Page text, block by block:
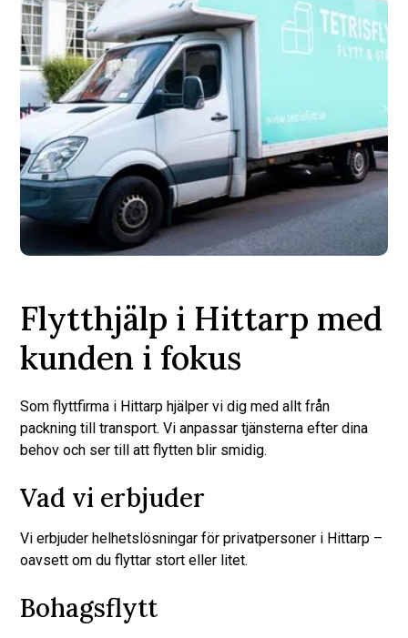
Flytthjälp i Hittarp med
kunden i fokus
Som flyttfirma i Hittarp hjälper vi dig med allt från
packning till transport. Vi anpassar tjänsterna efter dina
behov och ser till att flytten blir smidig.
Vad vi erbjuder
Vi erbjuder helhetslösningar för privatpersoner i Hittarp –
oavsett om du flyttar stort eller litet.
Bohagsflytt